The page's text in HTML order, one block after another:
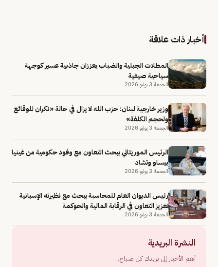
أخبار ذات علاقة
المطلات الجبلية والضباب يعززان جاذبية عسير كوجهة
سياحية صيفية
الجمعة 3 يوليو 2026
وزير خارجية لبنان: حزب الله لا يزال في حالة «نكران للوقائع
ولحجم الكلفة»
الجمعة 3 يوليو 2026
الرئيس الموريتاني يبحث التعاون مع وفود حكومية من غينيا
بيساو وتشاد
الجمعة 3 يوليو 2026
رئيس الديوان العام للمحاسبة يبحث مع نظيرته الإسبانية
تعزيز التعاون في الرقابة المالية والحوكمة
الجمعة 3 يوليو 2026
النشرة البريدية
أهم الأخبار إلى بريدك كل صباح.